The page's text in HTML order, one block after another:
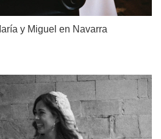
y Miguel en Navarra